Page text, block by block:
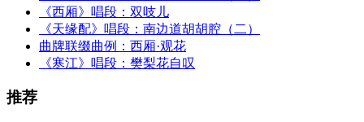
《西厢》唱段：双吱儿
《天缘配》唱段：南边道胡胡腔（二）
曲牌联缀曲例：西厢·观花
《寒江》唱段：樊梨花自叹
推荐